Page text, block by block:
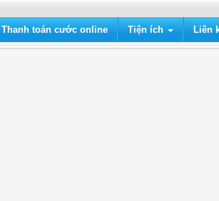
Thanh toán cước online Tiện ích Liên